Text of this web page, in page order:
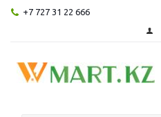
+7 727 31 22 666